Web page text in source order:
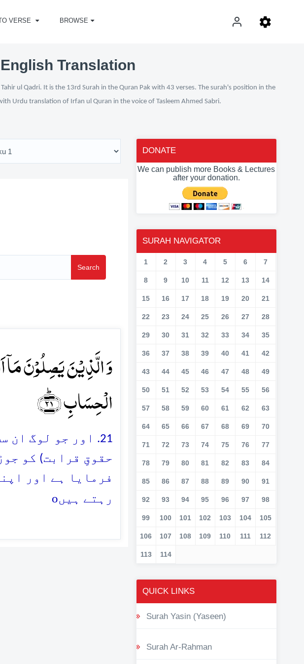
VERSE BROWSE
Translation
ul Qadri. It is the 13rd Surah in the Quran Pak with 43 verses. The surah's position in the
Urdu translation of Irfan ul Quran in the voice of Tasleem Ahmed Sabri.
Search
وَ الَّذِیۡنَ یَصِلُوۡنَ
الۡحِسَابِ ﴿ؕ۲۱﴾
21. اور جو لوگ
حقوقِ قرابت) کو
فرمایا ہے اور
رہتے ہیںo
DONATE
We can publish more Books & Lectures
after your donation.
SURAH NAVIGATOR
1 2 3 4 5 6 7
8 9 10 11 12 13 14
15 16 17 18 19 20 21
22 23 24 25 26 27 28
29 30 31 32 33 34 35
36 37 38 39 40 41 42
43 44 45 46 47 48 49
50 51 52 53 54 55 56
57 58 59 60 61 62 63
64 65 66 67 68 69 70
71 72 73 74 75 76 77
78 79 80 81 82 83 84
85 86 87 88 89 90 91
92 93 94 95 96 97 98
99 100 101 102 103 104 105
106 107 108 109 110 111 112
113 114
QUICK LINKS
Surah Yasin (Yaseen)
Surah Ar-Rahman